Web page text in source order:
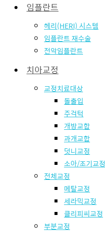
임플란트
헤리(HERI) 시스템
임플란트 재수술
전악임플란트
치아교정
교정치료대상
돌출입
주걱턱
개방교합
과개교합
덧니교정
소아/조기교정
전체교정
메탈교정
세라믹교정
클리피씨교정
부분교정